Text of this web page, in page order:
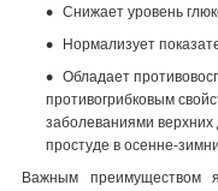
Снижает уровень
Нормализует
Обладает
противогрибковым
заболеваниями
простуде в осенне-
Важным преимуществом